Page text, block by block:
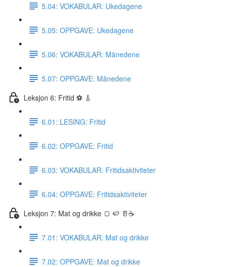
5.04: VOKABULAR: Ukedagene
5.05: OPPGAVE: Ukedagene
5.06: VOKABULAR: Månedene
5.07: OPPGAVE: Månedene
Leksjon 6: Fritid ⚽️ 🎸
6.01: LESING: Fritid
6.02: OPPGAVE: Fritid
6.03: VOKABULAR: Fritidsaktiviteter
6.04: OPPGAVE: Fritidsaktiviteter
Leksjon 7: Mat og drikke 🍞 🍉 🥛☕️
7.01: VOKABULAR: Mat og drikke
7.02: OPPGAVE: Mat og drikke